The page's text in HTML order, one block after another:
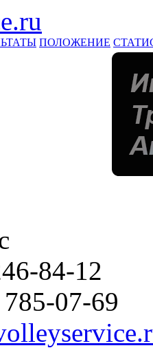
ПОЛОЖЕНИЕ
84-12
07-69